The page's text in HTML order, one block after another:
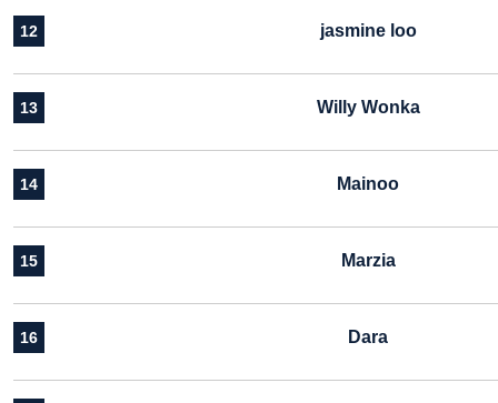
12 jasmine loo
13 Willy Wonka
14 Mainoo
15 Marzia
16 Dara